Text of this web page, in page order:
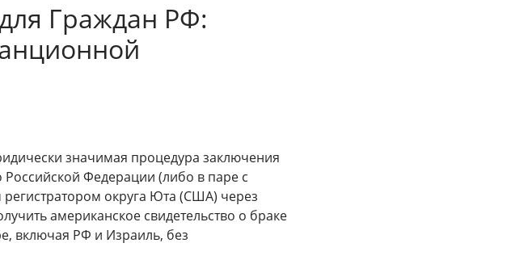
Граждан РФ:
значимая процедура заключения
Федерации (либо в паре с
округа Юта (США) через
американское свидетельство о браке
включая РФ и Израиль, без